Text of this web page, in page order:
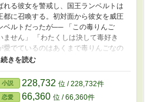
れる彼女を警戒し、国王ランベルトは
都に召喚する。初対面から彼女を威圧
ベルトだったが── 「この毒りんご
せん」 「わたくしは決して毒好き
愛でているのはあくまで毒りんごなの
とごとく外れ、いつの間にかマイペ
小説 228,732 位 / 228,732件
恋愛 66,360 位 / 66,360件